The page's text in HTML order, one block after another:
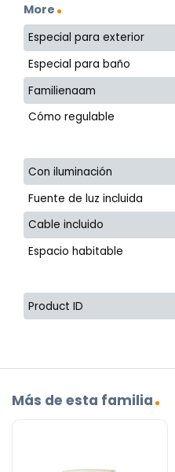
More
Especial para exterior
Especial para baño
Familienaam
Cómo regulable
Con iluminación
Fuente de luz incluida
Cable incluido
Espacio habitable
Product ID
Más de esta familia